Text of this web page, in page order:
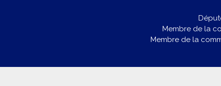
Membre de la
Membre de la